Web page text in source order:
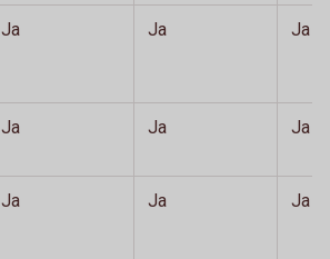
Ja Ja Ja
Ja Ja Ja
Ja Ja Ja